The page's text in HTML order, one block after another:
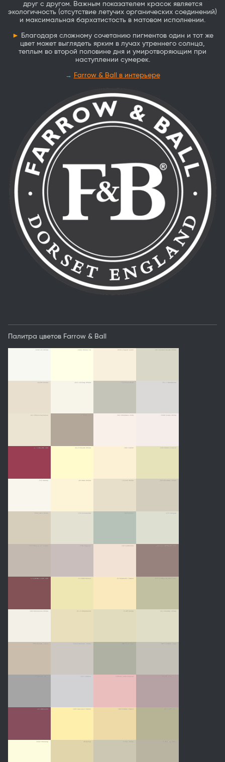
друг с другом. Важным показателем красок является
экологичность (отсутствие летучих органических соединений)
и максимальная бархатистость в матовом исполнении.
►
Благодаря сложному сочетанию пигментов один и тот же
цвет может выглядеть ярким в лучах утреннего солнца,
теплым во второй половине дня и умиротворяющим при
наступлении сумерек.
→ Farrow & Ball в интерьере
Палитра цветов Farrow & Ball